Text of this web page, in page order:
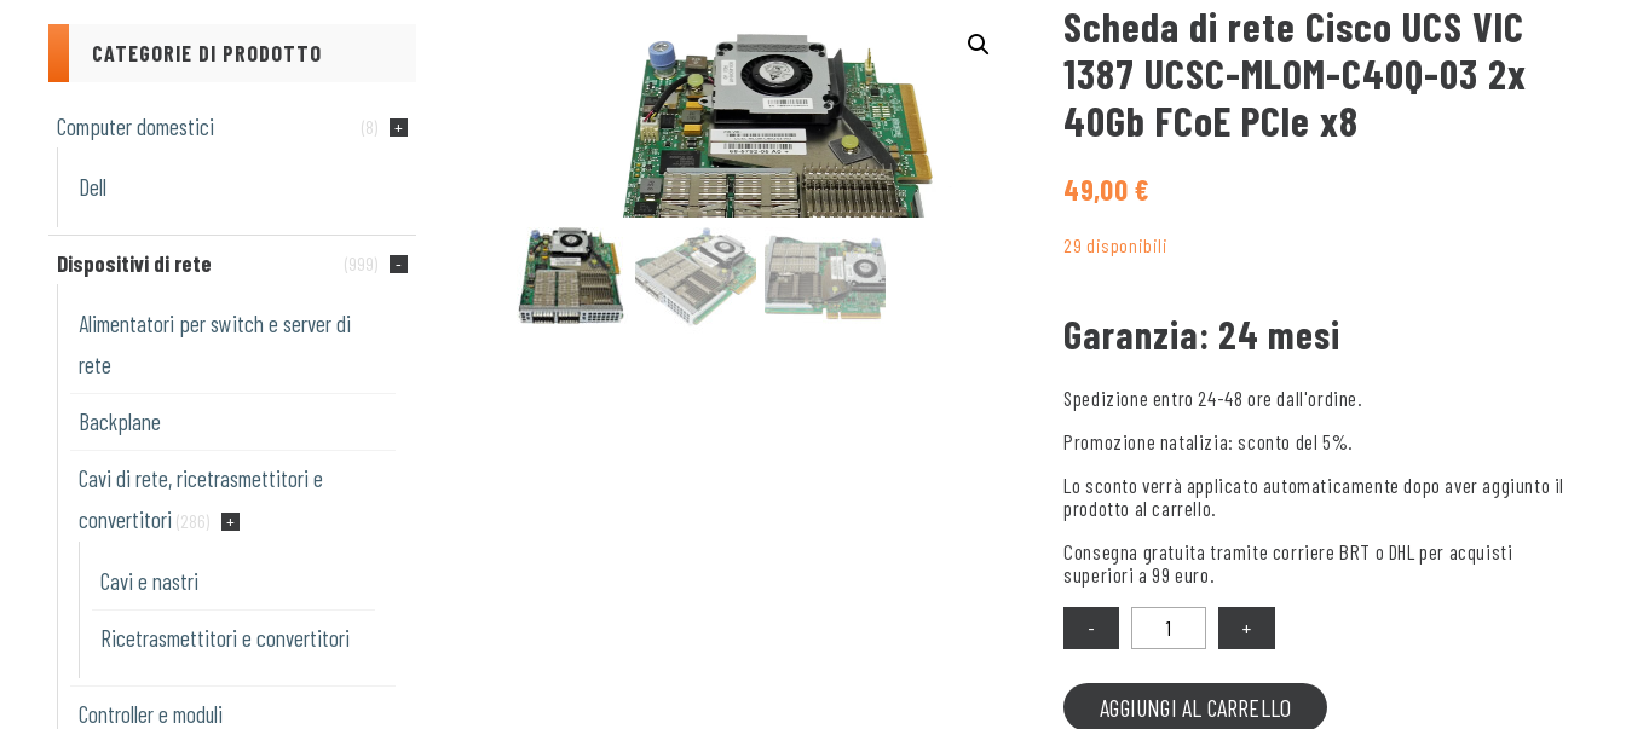
CATEGORIE DI PRODOTTO
Computer domestici (8)
Dell
Dispositivi di rete (999)
Alimentatori per switch e server di
rete
Backplane
Cavi di rete, ricetrasmettitori e
convertitori (286)
Cavi e nastri
Ricetrasmettitori e convertitori
Controller e moduli
Scheda di rete Cisco UCS VIC
1387 UCSC-MLOM-C40Q-03 2x
40Gb FCoE PCIe x8
49,00 €
29 disponibili
Garanzia: 24 mesi
Spedizione entro 24-48 ore dall'ordine.
Promozione natalizia: sconto del 5%.
Lo sconto verrà applicato automaticamente dopo aver aggiunto il
prodotto al carrello.
Consegna gratuita tramite corriere BRT o DHL per acquisti
superiori a 99 euro.
AGGIUNGI AL CARRELLO